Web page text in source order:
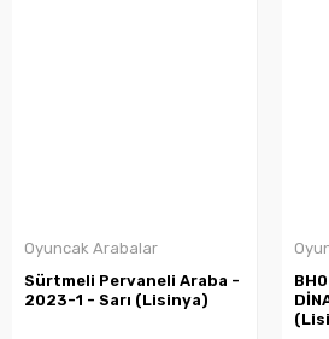
Oyuncak Arabalar
Sürtmeli Pervaneli Araba -
2023-1 - Sarı (Lisinya)